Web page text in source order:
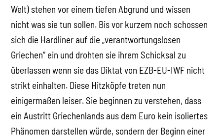
Welt) stehen vor einem tiefen Abgrund und wissen
nicht was sie tun sollen. Bis vor kurzem noch schossen
sich die Hardliner auf die „verantwortungslosen
Griechen“ ein und drohten sie ihrem Schicksal zu
überlassen wenn sie das Diktat von EZB-EU-IWF nicht
strikt einhalten. Diese Hitzköpfe treten nun
einigermaßen leiser. Sie beginnen zu verstehen, dass
ein Austritt Griechenlands aus dem Euro kein isoliertes
Phänomen darstellen würde, sondern der Beginn einer